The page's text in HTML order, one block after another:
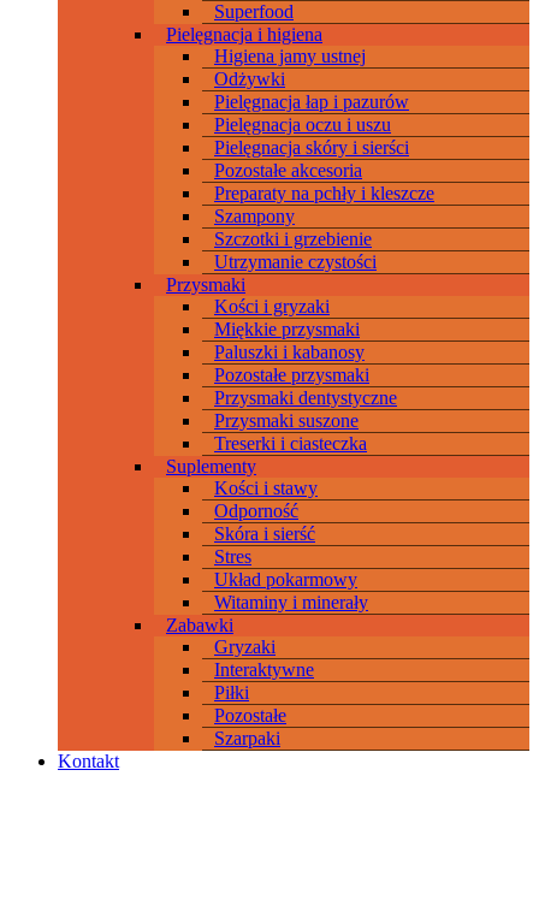
Superfood
Pielęgnacja i higiena
Higiena jamy ustnej
Odżywki
Pielęgnacja łap i pazurów
Pielęgnacja oczu i uszu
Pielęgnacja skóry i sierści
Pozostałe akcesoria
Preparaty na pchły i kleszcze
Szampony
Szczotki i grzebienie
Utrzymanie czystości
Przysmaki
Kości i gryzaki
Miękkie przysmaki
Paluszki i kabanosy
Pozostałe przysmaki
Przysmaki dentystyczne
Przysmaki suszone
Treserki i ciasteczka
Suplementy
Kości i stawy
Odporność
Skóra i sierść
Stres
Układ pokarmowy
Witaminy i minerały
Zabawki
Gryzaki
Interaktywne
Piłki
Pozostałe
Szarpaki
Kontakt